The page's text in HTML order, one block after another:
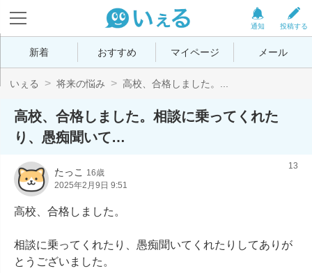
投稿する
通知
新着 おすすめ マイページ メール
いぇる 将来の悩み 高校、合格しました。...
高校、合格しました。相談に乗ってくれた
り、愚痴聞いて…
たっこ
16歳
2025年2月9日 9:51
13
高校、合格しました。
相談に乗ってくれたり、愚痴聞いてくれたりしてありが
とうございました。